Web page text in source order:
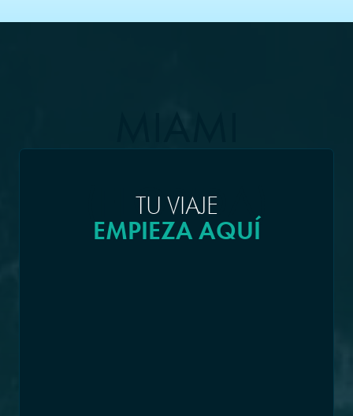
(FLORIDA)
TU VIAJE
EMPIEZA AQUÍ